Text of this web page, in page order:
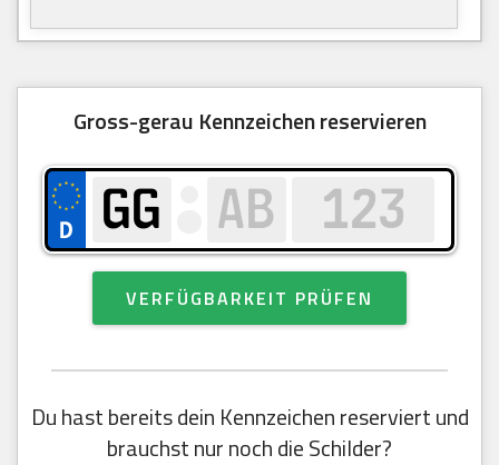
Gross-gerau Kennzeichen reservieren
VERFÜGBARKEIT PRÜFEN
Du hast bereits dein Kennzeichen reserviert und
brauchst nur noch die Schilder?